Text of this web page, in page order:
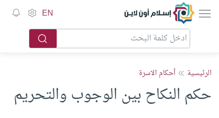
إسلام أون لاين EN
الرئيسية أحكام الاسرة
حكم النكاح بين الوجوب والتحريم